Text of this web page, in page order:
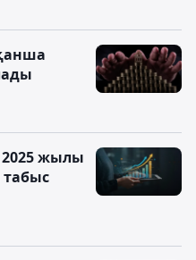
жылы
табыс